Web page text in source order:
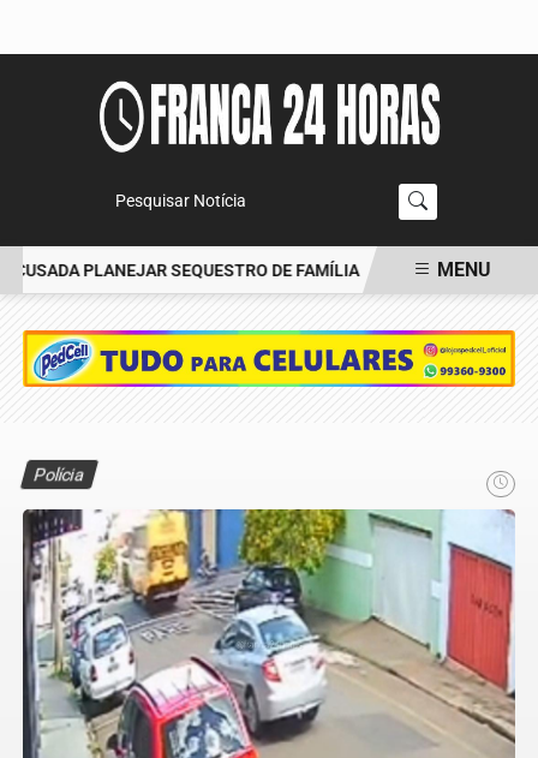
Pesquisar Notícia
PLANEJAR SEQUESTRO DE FAMÍLIA CARRO BATE EM
MENU
Polícia